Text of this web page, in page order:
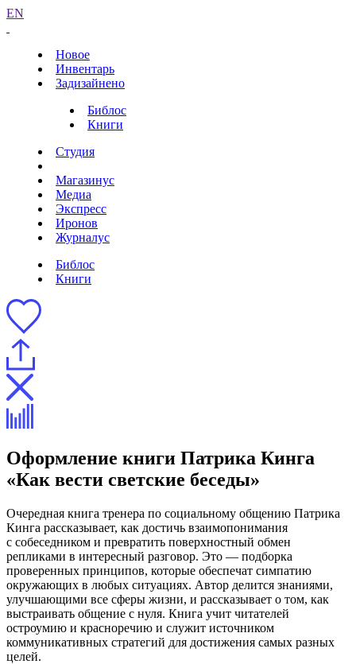
EN
Новое
Инвентарь
Задизайнено
Библос
Книги
Студия
Магазинус
Медиа
Экспресс
Иронов
Журналус
Библос
Книги
Оформление книги Патрика Кинга
«Как вести светские беседы»
Очередная книга тренера по социальному общению Патрика
Кинга рассказывает, как достичь взаимопонимания
с собеседником и превратить поверхностный обмен
репликами в интересный разговор. Это — подборка
проверенных принципов, которые обеспечат симпатию
окружающих в любых ситуациях. Автор делится знаниями,
улучшающими все сферы жизни, и рассказывает о том, как
выстраивать общение с нуля. Книга учит читателей
остроумию и красноречию и служит источником
коммуникативных стратегий для достижения самых разных
целей.